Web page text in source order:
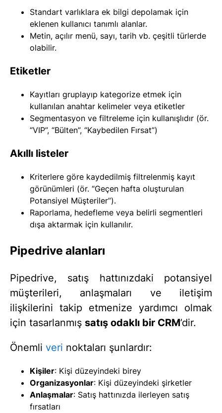
Standart varlıklara ek bilgi depolamak için
eklenen kullanıcı tanımlı alanlar.
Metin, açılır menü, sayı, tarih vb. çeşitli türlerde
olabilir.
Etiketler
Kayıtları gruplayıp kategorize etmek için
kullanılan anahtar kelimeler veya etiketler
Segmentasyon ve filtreleme için kullanışlıdır (ör.
“VIP”, “Bülten”, “Kaybedilen Fırsat”)
Akıllı listeler
Kriterlere göre kaydedilmiş filtrelenmiş kayıt
görünümleri (ör. “Geçen hafta oluşturulan
Potansiyel Müşteriler”).
Raporlama, hedefleme veya belirli segmentleri
dışa aktarmak için kullanılır.
Pipedrive alanları
Pipedrive, satış hattınızdaki potansiyel
müşterileri, anlaşmaları ve iletişim
ilişkilerini takip etmenize yardımcı olmak
için tasarlanmış satış odaklı bir CRM’dir.
Önemli veri noktaları şunlardır:
Kişiler: Kişi düzeyindeki birey
Organizasyonlar: Kişi düzeyindeki şirketler
Anlaşmalar: Satış hattınızda ilerleyen satış
fırsatları